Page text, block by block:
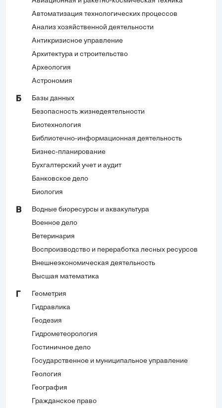
Автоматизация технологических процессов
Анализ хозяйственной деятельности
Антикризисное управление
Архитектура и строительство
Археология
Астрономия
Б
Базы данных
Безопасность жизнедеятельности
Биотехнология
Библиотечно-информационная деятельность
Бизнес-планирование
Бухгалтерский учет и аудит
Банковское дело
Биология
В
Водные биоресурсы и аквакультура
Военное дело
Ветеринария
Воспроизводство и переработка лесных ресурсов
Внешнеэкономическая деятельность
Высшая математика
Геометрия
Гидравлика
Геодезия
Гидрометеорология
Гостиничное дело
Государственное и муниципальное управление
Геология
География
Гражданское право